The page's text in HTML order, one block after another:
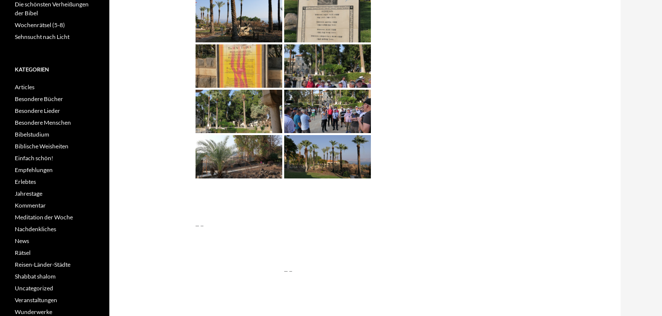
Die schönsten Verheißungen
der Bibel
Wochenrätsel (5-8)
Sehnsucht nach Licht
KATEGORIEN
Articles
Besondere Bücher
Besondere Lieder
Besondere Menschen
Bibelstudium
Biblische Weisheiten
Einfach schön!
Empfehlungen
Erlebtes
Jahrestage
Kommentar
Meditation der Woche
Nachdenkliches
News
Rätsel
Reisen-Länder-Städte
Shabbat shalom
Uncategorized
Veranstaltungen
Wunderwerke